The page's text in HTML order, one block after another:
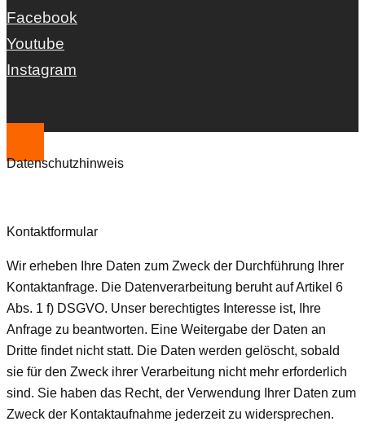
Facebook
Youtube
Instagram
Datenschutzhinweis
Kontaktformular
Wir erheben Ihre Daten zum Zweck der Durchführung Ihrer
Kontaktanfrage. Die Datenverarbeitung beruht auf Artikel 6
Abs. 1 f) DSGVO. Unser berechtigtes Interesse ist, Ihre
Anfrage zu beantworten. Eine Weitergabe der Daten an
Dritte findet nicht statt. Die Daten werden gelöscht, sobald
sie für den Zweck ihrer Verarbeitung nicht mehr erforderlich
sind. Sie haben das Recht, der Verwendung Ihrer Daten zum
Zweck der Kontaktaufnahme jederzeit zu widersprechen.